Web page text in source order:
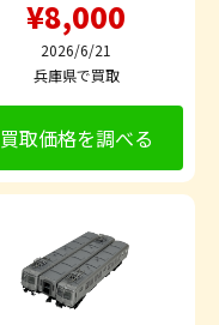
¥8,000
2026/6/21
兵庫県で買取
買取価格を調べる